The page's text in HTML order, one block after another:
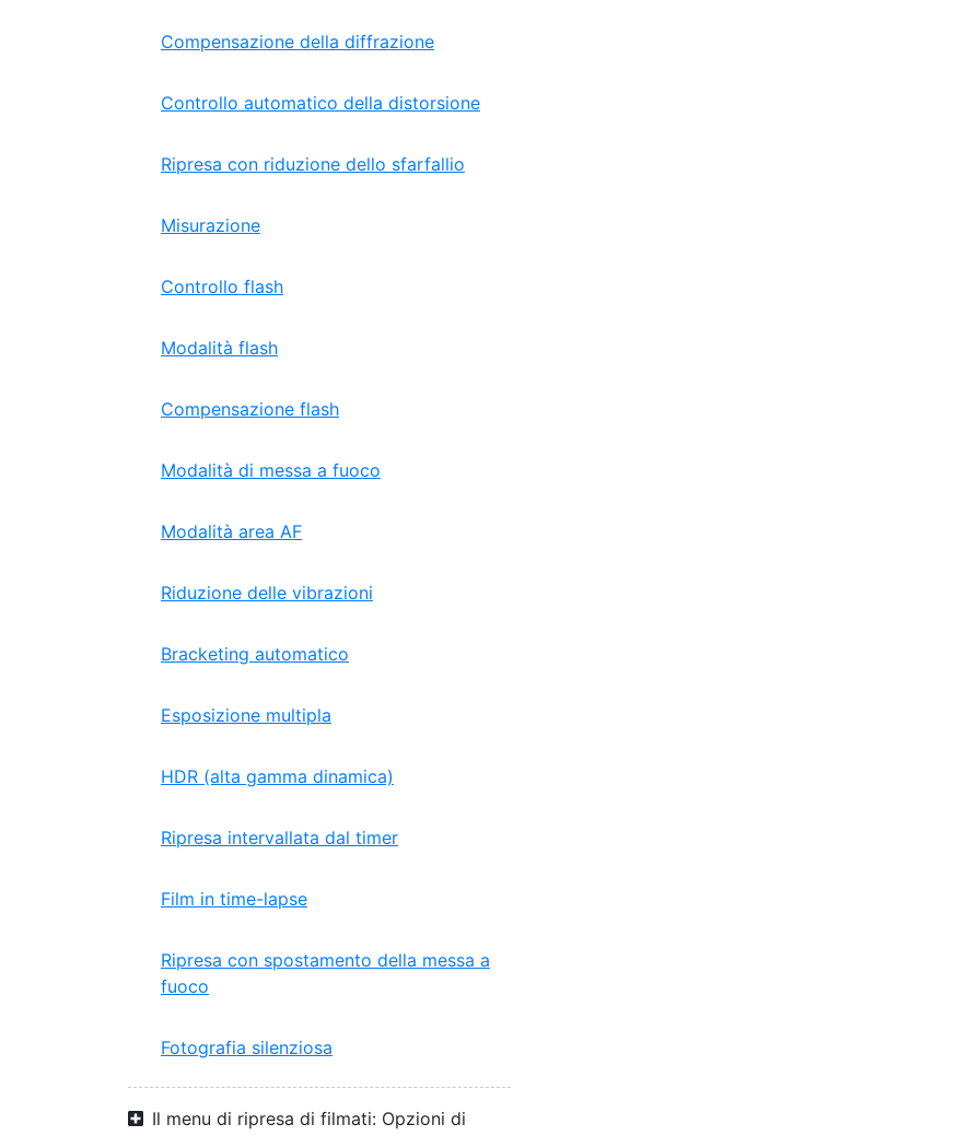
Compensazione della diffrazione
Controllo automatico della distorsione
Ripresa con riduzione dello sfarfallio
Misurazione
Controllo flash
Modalità flash
Compensazione flash
Modalità di messa a fuoco
Modalità area AF
Riduzione delle vibrazioni
Bracketing automatico
Esposizione multipla
HDR (alta gamma dinamica)
Ripresa intervallata dal timer
Film in time-lapse
Ripresa con spostamento della messa a
fuoco
Fotografia silenziosa
Il menu di ripresa di filmati: Opzioni di